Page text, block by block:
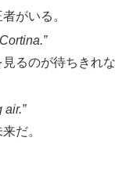
がいる。
るのが待ちきれな
air.”
だ。